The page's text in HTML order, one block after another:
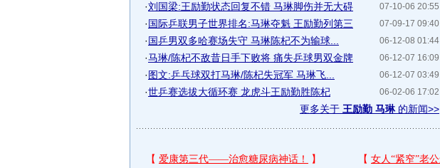
07-10-06 20:55
·刘国梁:王励勤状态回复不错 马琳脚伤并无大碍
07-09-17 09:40
·国际乒联男子世界排名:马琳夺魁 王励勤列第三
06-12-08 01:44
·国乒男双多哈赛场失守 马琳陈杞不为输球...
06-12-07 16:09
·马琳/陈杞不敌昔日手下败将 痛失乒球男双金牌
06-12-07 03:49
·图文:乒乓球双打马琳/陈杞失冠军 马琳飞...
06-02-06 17:02
·世乒赛选拔大循环赛 龙虎斗王励勤胜陈杞
更多关于 王励勤 马琳 的新闻>>